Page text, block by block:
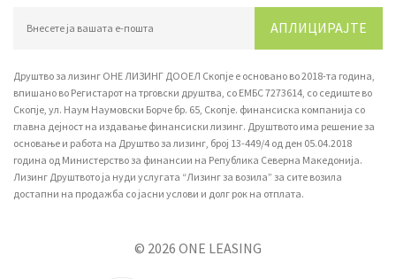
АПЛИЦИРАЈТЕ
Друштво за лизинг ОНЕ ЛИЗИНГ ДООЕЛ Скопје е основано во 2018-та година,
впишано вo Регистарот на трговски друштва, со ЕМБС 7273614, со седиште во
Скопје, ул. Наум Наумовски Борче бр. 65, Скопје. финансиска компанија со
главна дејност на издавање финансиски лизинг. Друштвото има решение за
основање и работа на Друштво за лизинг, број 13-449/4 од ден 05.04.2018
година од Министерство за финансии на Република Северна Македонија.
Лизинг Друштвото ја нуди услугата “Лизинг за возила” за сите возила
достапни на продажба со јасни услови и долг рок на отплата.
© 2026 ONE LEASING